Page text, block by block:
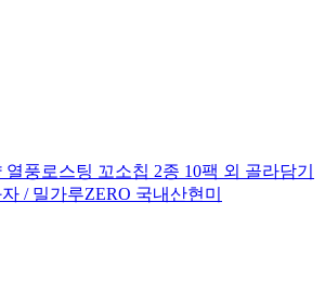
풍로스팅 꼬소칩 2종 10팩 외 골라담기
/ 밀가루ZERO 국내산현미